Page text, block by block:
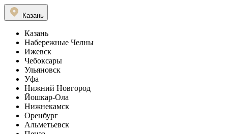
Казань
Казань
Набережные Челны
Ижевск
Чебоксары
Ульяновск
Уфа
Нижний Новгород
Йошкар-Ола
Нижнекамск
Оренбург
Альметьевск